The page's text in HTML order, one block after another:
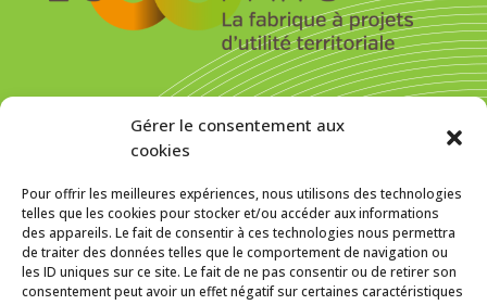
Gérer le consentement aux
cookies
Pour offrir les meilleures expériences, nous utilisons des technologies
telles que les cookies pour stocker et/ou accéder aux informations
des appareils. Le fait de consentir à ces technologies nous permettra
de traiter des données telles que le comportement de navigation ou
les ID uniques sur ce site. Le fait de ne pas consentir ou de retirer son
consentement peut avoir un effet négatif sur certaines caractéristiques
MENTIONS LÉGALES
Politique de cookies (UE)